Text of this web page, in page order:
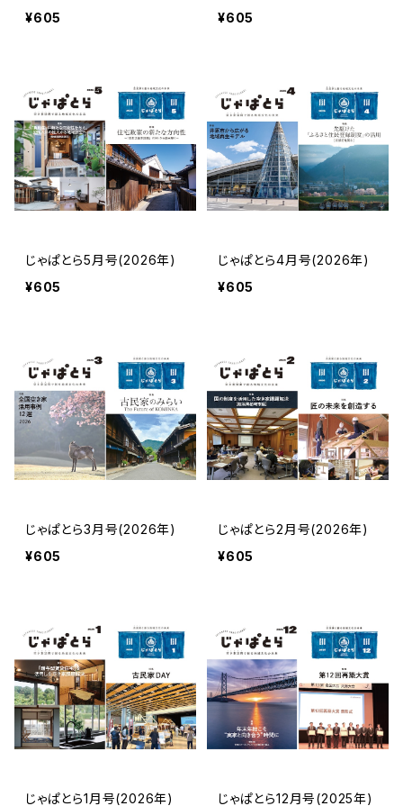
¥605 ¥605
じゃぱとら5月号(2026年)
¥605
じゃぱとら4月号(2026年)
¥605
じゃぱとら3月号(2026年)
¥605
じゃぱとら2月号(2026年)
¥605
じゃぱとら1月号(2026年)
じゃぱとら12月号(2025年)